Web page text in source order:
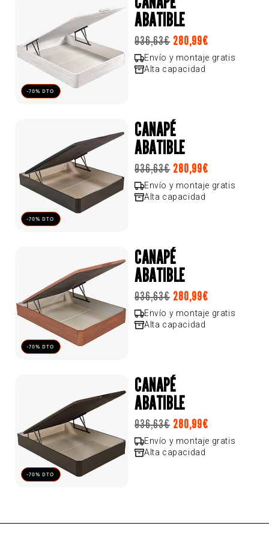
-70% DTO
ABATIBLE
Precio
habitual
de
280,99€
habitual
936,63€
Envío y montaje gratis
Alta capacidad
-70% DTO
CANAPÉ
ABATIBLE
Precio
habitual
de
280,99€
habitual
936,63€
Envío y montaje gratis
Alta capacidad
-70% DTO
CANAPÉ
ABATIBLE
Precio
habitual
de
280,99€
habitual
936,63€
Envío y montaje gratis
Alta capacidad
-70% DTO
CANAPÉ
ABATIBLE
Precio
habitual
de
280,99€
habitual
936,63€
Envío y montaje gratis
Alta capacidad